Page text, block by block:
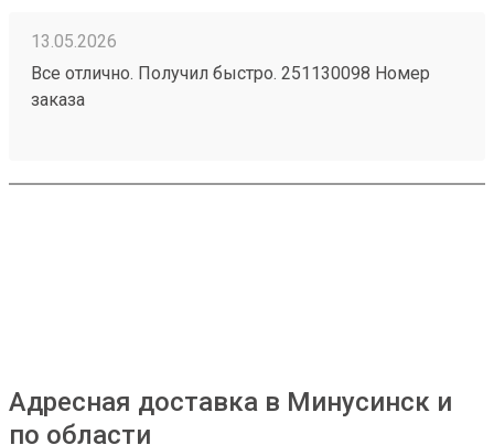
13.05.2026
Все отлично. Получил быстро. 251130098 Номер
заказа
Адресная доставка в Минусинск и
по области